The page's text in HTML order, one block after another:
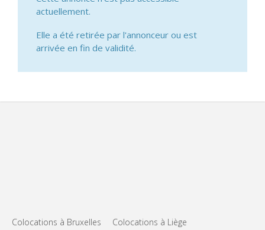
actuellement.
Elle a été retirée par l'annonceur ou est
arrivée en fin de validité.
Colocations à Bruxelles
Colocations à Liège